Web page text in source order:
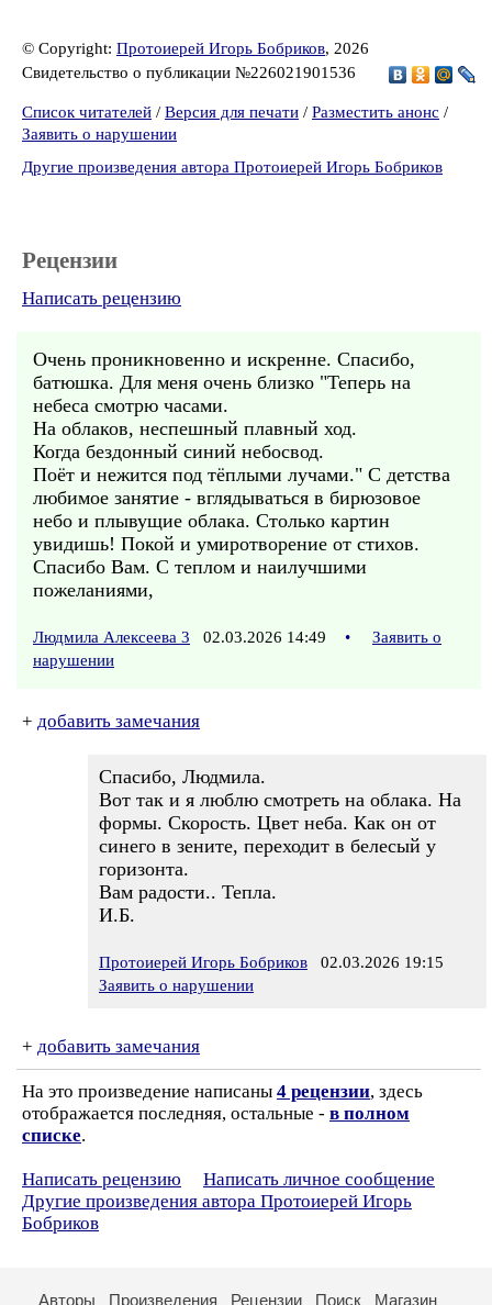
© Copyright: Протоиерей Игорь Бобриков, 2026
Свидетельство о публикации №226021901536
Список читателей / Версия для печати / Разместить анонс /
Заявить о нарушении
Другие произведения автора Протоиерей Игорь Бобриков
Рецензии
Написать рецензию
Очень проникновенно и искренне. Спасибо,
батюшка. Для меня очень близко "Теперь на
небеса смотрю часами.
На облаков, неспешный плавный ход.
Когда бездонный синий небосвод.
Поёт и нежится под тёплыми лучами." С детства
любимое занятие - вглядываться в бирюзовое
небо и плывущие облака. Столько картин
увидишь! Покой и умиротворение от стихов.
Спасибо Вам. С теплом и наилучшими
пожеланиями,
Людмила Алексеева 3 02.03.2026 14:49 •
Заявить о
нарушении
+ добавить замечания
Спасибо, Людмила.
Вот так и я люблю смотреть на облака. На
формы. Скорость. Цвет неба. Как он от
синего в зените, переходит в белесый у
горизонта.
Вам радости.. Тепла.
И.Б.
Протоиерей Игорь Бобриков 02.03.2026 19:15
Заявить о нарушении
+ добавить замечания
На это произведение написаны 4 рецензии, здесь
отображается последняя, остальные - в полном
списке.
Написать рецензию
Написать личное сообщение
Другие произведения автора Протоиерей Игорь
Бобриков
Авторы Произведения Рецензии Поиск Магазин